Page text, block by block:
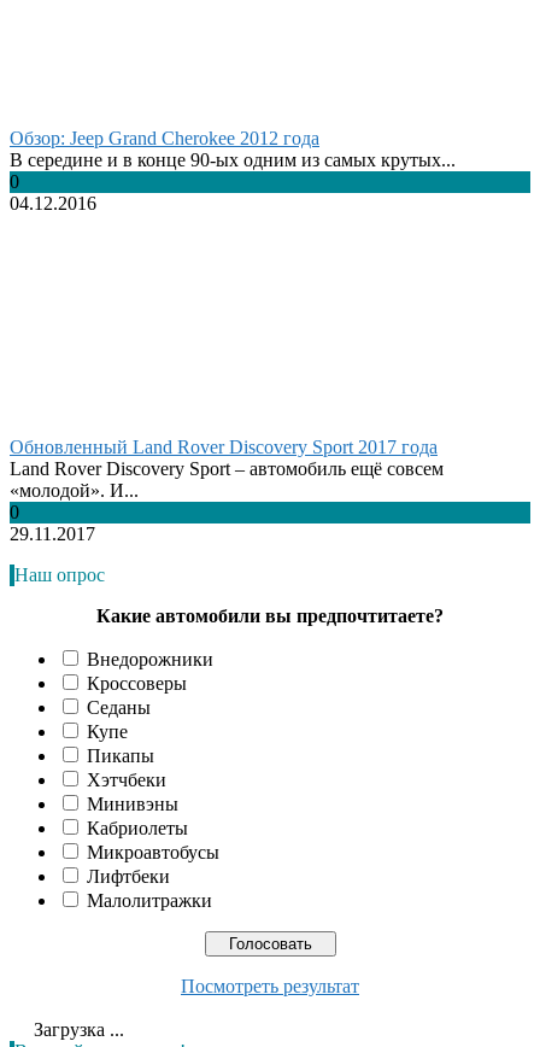
Обзор: Jeep Grand Cherokee 2012 года
В середине и в конце 90-ых одним из самых крутых...
0
04.12.2016
Обновленный Land Rover Discovery Sport 2017 года
Land Rover Discovery Sport – автомобиль ещё совсем
«молодой». И...
0
29.11.2017
Наш опрос
Какие автомобили вы предпочтитаете?
Внедорожники
Кроссоверы
Седаны
Купе
Пикапы
Хэтчбеки
Минивэны
Кабриолеты
Микроавтобусы
Лифтбеки
Малолитражки
Посмотреть результат
Загрузка ...